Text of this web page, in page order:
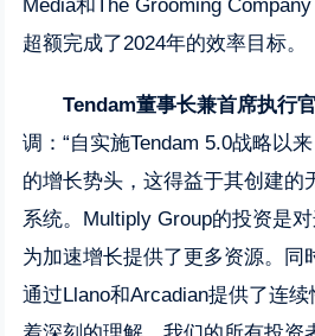
Media和The Grooming
超额完成了2024年的效率目标。
Tendam董事长兼首席执行
调：“自实施Tendam 5.0战略以
的增长势头，这得益于其创建的
系统。Multiply Group的投资是
为加速增长提供了更多资源。同
通过Llano和Arcadian提供了连